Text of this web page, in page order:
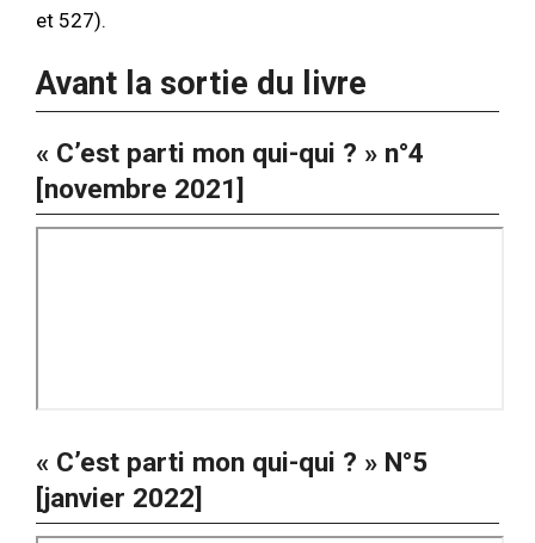
et 527).
Avant la sortie du livre
« C’est parti mon qui-qui ? » n°4
[novembre 2021]
« C’est parti mon qui-qui ? » N°5
[janvier 2022]